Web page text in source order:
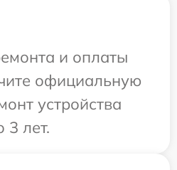
и оплаты
официальную
устройства
3 лет.